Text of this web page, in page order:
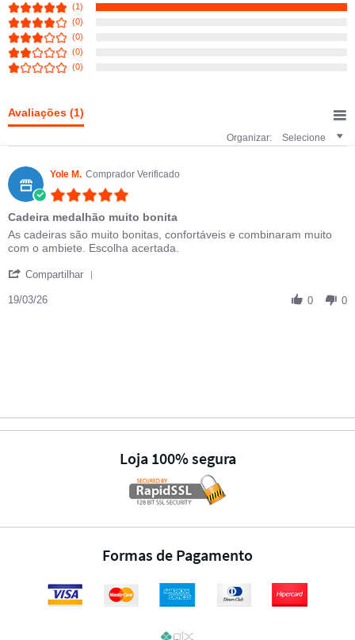
(1)
(0)
(0)
(0)
(0)
Avaliações (1)
Organizar: Selecione
Yole M. Comprador Verificado
Cadeira medalhão muito bonita
Review by Yole M. on 19 Mar 2026
review stating Cadeira medalhão muito bonita
As cadeiras são muito bonitas, confortáveis e combinaram muito
com o ambiete. Escolha acertada.
Compartilhar
19/03/26 0 0